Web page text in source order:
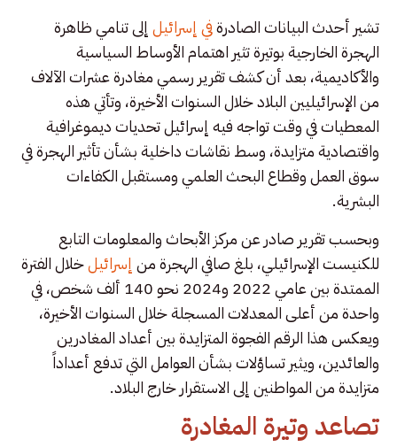
تشير أحدث البيانات الصادرةفي إسرائيل إلى تنامي ظاهرة
الهجرة الخارجية بوتيرة تثير اهتمام الأوساط السياسية
والأكاديمية، بعد أن كشف تقرير رسمي مغادرة عشرات الآلاف
من الإسرائيليين البلاد خلال السنوات الأخيرة، وتأتي هذه
المعطيات في وقت تواجه فيه إسرائيل تحديات ديموغرافية
واقتصادية متزايدة، وسط نقاشات داخلية بشأن تأثير الهجرة في
سوق العمل وقطاع البحث العلمي ومستقبل الكفاءات
البشرية.
وبحسب تقرير صادر عن مركز الأبحاث والمعلومات التابع
للكنيست الإسرائيلي، بلغ صافي الهجرة من إسرائيلخلال الفترة
الممتدة بين عامي 2022 و2024 نحو 140 ألف شخص، في
واحدة من أعلى المعدلات المسجلة خلال السنوات الأخيرة،
ويعكس هذا الرقم الفجوة المتزايدة بين أعداد المغادرين
والعائدين، ويثير تساؤلات بشأن العوامل التي تدفع أعداداً
متزايدة من المواطنين إلى الاستقرار خارج البلاد.
تصاعد وتيرة المغادرة